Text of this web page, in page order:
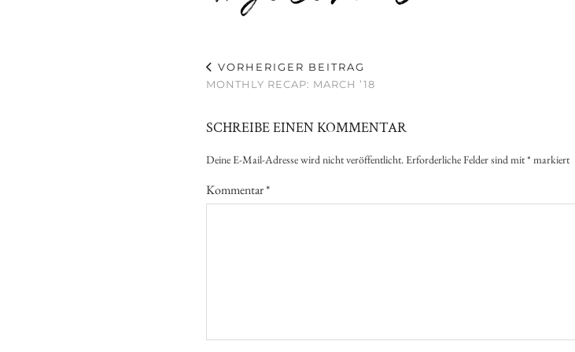
VORHERIGER BEITRAG
MONTHLY RECAP: MARCH ’18
SCHREIBE EINEN KOMMENTAR
Deine E-Mail-Adresse wird nicht veröffentlicht.Erforderliche Felder sind mit* markiert
Kommentar*